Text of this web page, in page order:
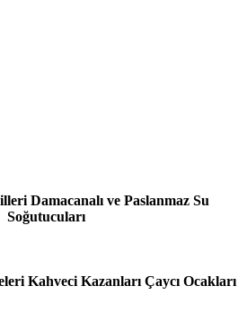
Damacanalı ve Paslanmaz Su
Soğutucuları
Kahveci Kazanları Çaycı Ocakları